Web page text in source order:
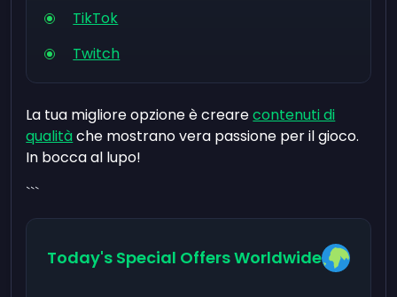
TikTok
Twitch
La tua migliore opzione è crearecontenuti di
qualitàche mostrano vera passione per il gioco.
In bocca al lupo!
```
Today's Special Offers Worldwide